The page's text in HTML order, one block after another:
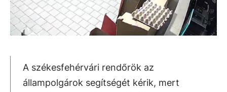
A székesfehérvári rendőrök az
állampolgárok segítségét kérik, mert